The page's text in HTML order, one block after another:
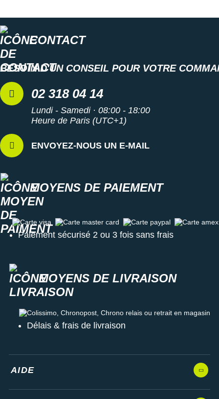
CONTACT
BESOIN D'UN CONSEIL POUR VOTRE
02 318 04 14
Lundi - Samedi · 08:00 - 18:00
Heure de Paris (UTC+1)
ENVOYEZ-NOUS UN E-MAIL
MOYENS DE PAIEMENT
Carte visa Carte master card Carte paypal Carte amex
Paiement sécurisé 2 ou 3 fois sans frais
MOYENS DE LIVRAISON
Colissimo, Chronopost, Chrono relais ou retrait en magasin
Délais & frais de livraison
AIDE